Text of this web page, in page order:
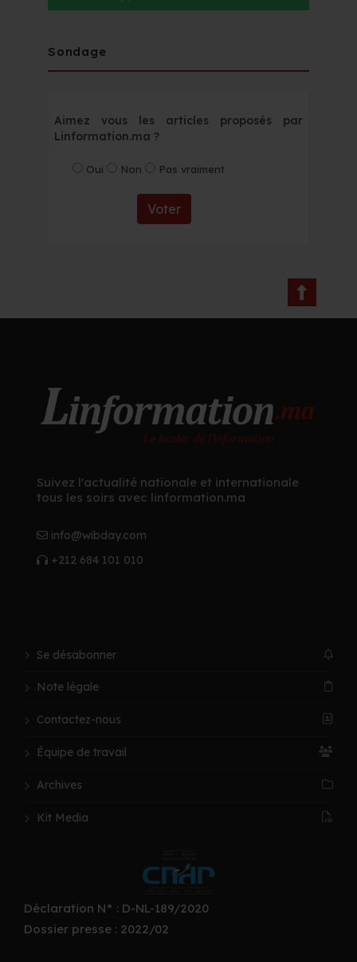
Sondage
Aimez vous les articles proposés par
Linformation.ma ?
Oui Non Pas vraiment
Voter
Suivez l'actualité nationale et internationale
tous les soirs avec linformation.ma
info@wibday.com
+212 684 101 010
Se désabonner
Note légale
Contactez-nous
Équipe de travail
Archives
Kit Media
Déclaration N° : D-NL-189/2020
Dossier presse : 2022/02